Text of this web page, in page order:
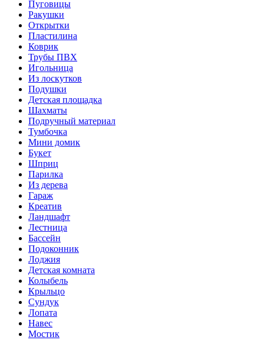
Пуговицы
Ракушки
Открытки
Пластилина
Коврик
Трубы ПВХ
Игольница
Из лоскутков
Подушки
Детская площадка
Шахматы
Подручный материал
Тумбочка
Мини домик
Букет
Шприц
Парилка
Из дерева
Гараж
Креатив
Ландшафт
Лестница
Бассейн
Подоконник
Лоджия
Детская комната
Колыбель
Крыльцо
Сундук
Лопата
Навес
Мостик